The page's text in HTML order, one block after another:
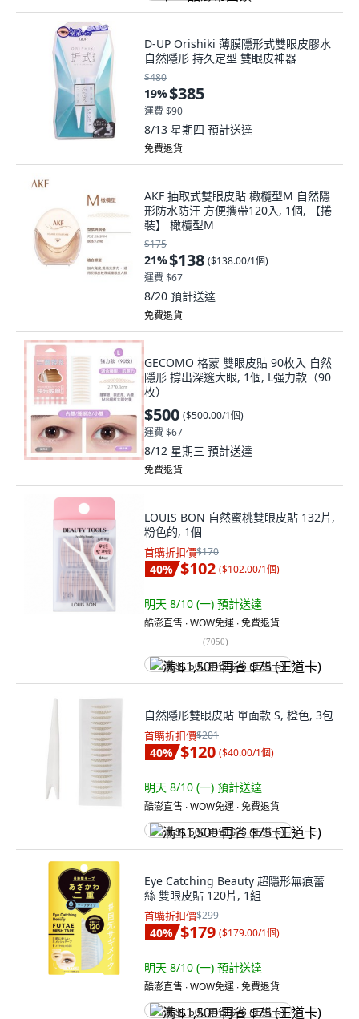
D-UP Orishiki 薄膜隱形式雙眼皮膠水
自然隱形 持久定型 雙眼皮神器
$480
19%$385
運費 $90
8/13 星期四 預計送達
免費退貨
AKF 抽取式雙眼皮貼 橄欖型M 自然隱
形防水防汗 方便攜帶120入, 1個, 【捲
裝】 橄欖型M
$175
21%$138 ($138.00/1個)
運費 $67
8/20 預計送達
免費退貨
GECOMO 格蒙 雙眼皮貼 90枚入 自然
隱形 撐出深邃大眼, 1個, L强力款（90
枚）
$500 ($500.00/1個)
運費 $67
8/12 星期三 預計送達
免費退貨
LOUIS BON 自然蜜桃雙眼皮貼 132片,
粉色的, 1個
首購折扣價$170
40% $102 ($102.00/1個)
明天 8/10 (一) 預計送達
酷澎直售 ∙ WOW免運 ∙ 免費退貨
(7050)
满 $1,500 再省 $75 (王道卡)
自然隱形雙眼皮貼 單面款 S, 橙色, 3包
首購折扣價$201
40% $120 ($40.00/1個)
明天 8/10 (一) 預計送達
酷澎直售 ∙ WOW免運 ∙ 免費退貨
满 $1,500 再省 $75 (王道卡)
Eye Catching Beauty 超隱形無痕蕾
絲 雙眼皮貼 120片, 1組
首購折扣價$299
40% $179 ($179.00/1個)
明天 8/10 (一) 預計送達
酷澎直售 ∙ WOW免運 ∙ 免費退貨
满 $1,500 再省 $75 (王道卡)